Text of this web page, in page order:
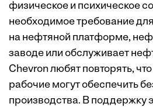
физическое и психическое
необходимое требование для
на нефтяной платформе,
заводе или обслуживает
Chevron любят повторять,
рабочие могут обеспечить
производства. В поддержку